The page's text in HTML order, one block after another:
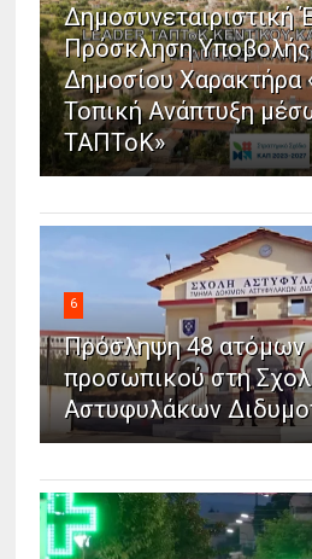
Δημοσυνεταιριστική
Πρόσκληση
Δημοσίου Χαρακτήρα
Τοπική Ανάπτυξη
ΤΑΠΤοΚ»
6
Πρόσληψη 48 ατόμων
προσωπικού στη
Αστυφυλάκων